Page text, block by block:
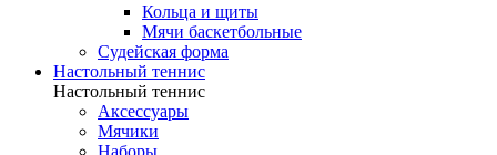
Кольца и щиты
Мячи баскетбольные
Судейская форма
Настольный теннис
Настольный теннис
Аксессуары
Мячики
Наборы